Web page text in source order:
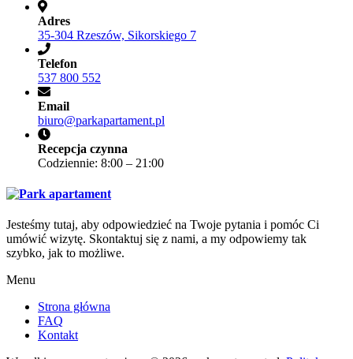
Adres
35-304 Rzeszów, Sikorskiego 7
Telefon
537 800 552
Email
biuro@parkapartament.pl
Recepcja czynna
Codziennie: 8:00 – 21:00
Jesteśmy tutaj, aby odpowiedzieć na Twoje pytania i pomóc Ci
umówić wizytę. Skontaktuj się z nami, a my odpowiemy tak
szybko, jak to możliwe.
Menu
Strona główna
FAQ
Kontakt